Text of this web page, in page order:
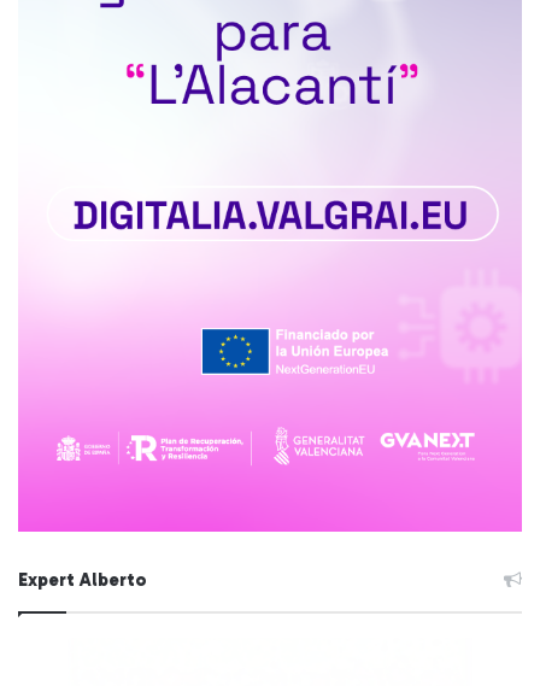
Expert Alberto